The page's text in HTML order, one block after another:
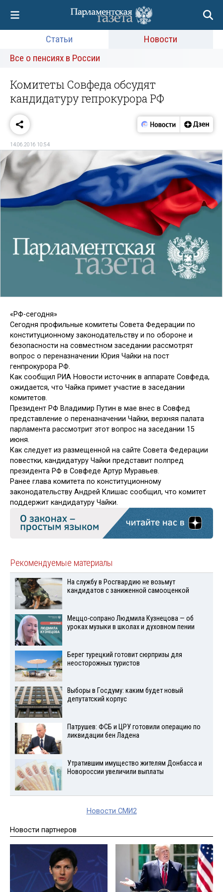
Статьи
Новости
Все о пенсиях в России
Комитеты Совфеда обсудят
кандидатуру гепрокурора РФ
14.06.2016 10:54
«РФ-сегодня»
Сегодня профильные комитеты Совета Федерации по
конституционному законодательству и по обороне и
безопасности на совместном заседании рассмотрят
вопрос о переназначении Юрия Чайки на пост
генпрокурора РФ.
Как сообщил РИА Новости источник в аппарате Совфеда,
ожидается, что Чайка примет участие в заседании
комитетов.
Президент РФ Владимир Путин в мае внес в Совфед
представление о переназначении Чайки, верхняя палата
парламента рассмотрит этот вопрос на заседании 15
июня.
Как следует из размещенной на сайте Совета Федерации
повестки, кандидатуру Чайки представит полпред
президента РФ в Совфеде Артур Муравьев.
Ранее глава комитета по конституционному
законодательству Андрей Клишас сообщил, что комитет
поддержит кандидатуру Чайки.
Рекомендуемые материалы
На службу в Росгвардию не возьмут
кандидатов с заниженной самооценкой
Меццо-сопрано Людмила Кузнецова — об
уроках музыки в школах и духовном пении
Берег турецкий готовит сюрпризы для
неосторожных туристов
Выборы в Госдуму: каким будет новый
депутатский корпус
Патрушев: ФСБ и ЦРУ готовили операцию по
ликвидации бен Ладена
Утратившим имущество жителям Донбасса и
Новороссии увеличили выплаты
Новости СМИ2
Новости партнеров